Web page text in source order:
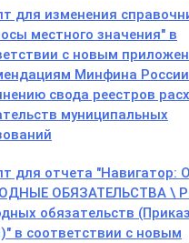
для изменения
местного значения" в
с новым
Минфина
свода реестров
муниципальных
для отчета "Навигатор:
ОБЯЗАТЕЛЬСТВА \
обязательств
в соответствии с новым